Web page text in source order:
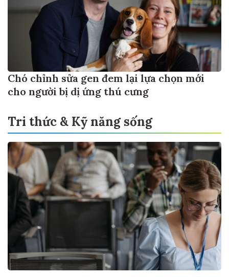
Chó chỉnh sửa gen đem lại lựa chọn mới
cho người bị dị ứng thú cưng
Tri thức & Kỹ năng sống